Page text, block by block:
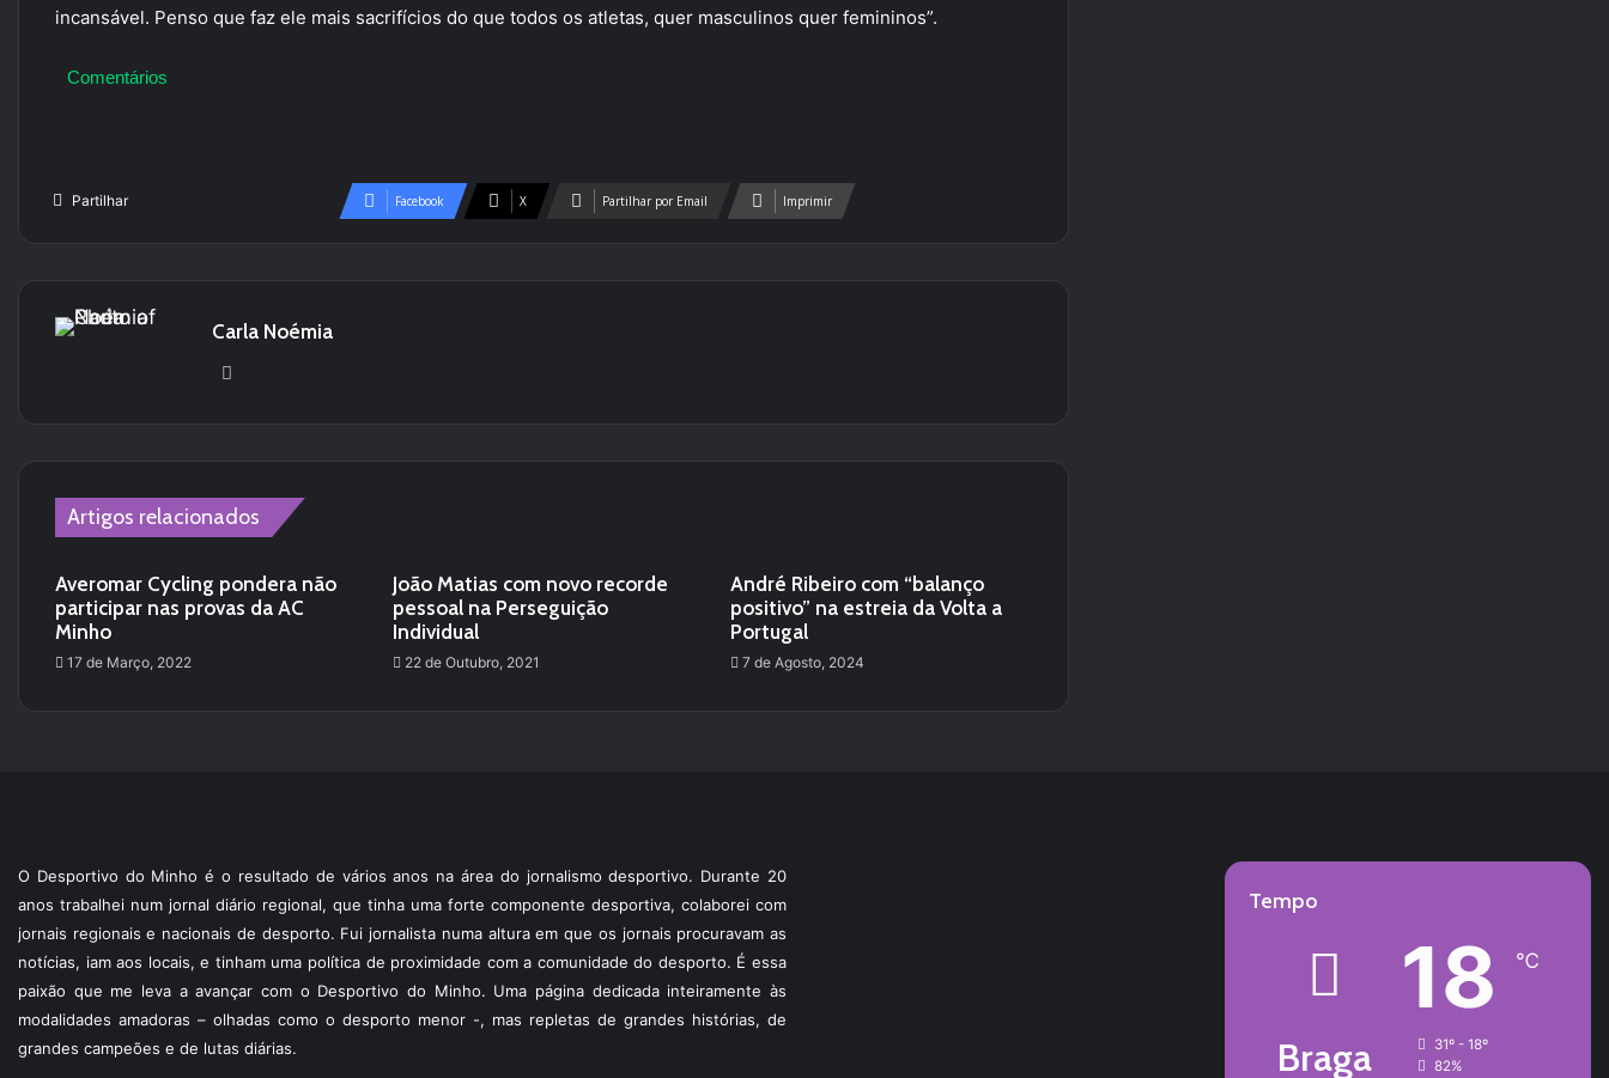
incansável. Penso que faz ele mais sacrifícios do que todos os atletas, quer masculinos quer femininos”.
Comentários
Partilhar Facebook X Partilhar por Email Imprimir
Carla Noémia
Artigos relacionados
Averomar Cycling pondera não
participar nas provas da AC
Minho
17 de Março, 2022
João Matias com novo recorde
pessoal na Perseguição
Individual
22 de Outubro, 2021
André Ribeiro com “balanço
positivo” na estreia da Volta a
Portugal
7 de Agosto, 2024
O Desportivo do Minho é o resultado de vários anos na área do jornalismo desportivo. Durante 20
anos trabalhei num jornal diário regional, que tinha uma forte componente desportiva, colaborei com
jornais regionais e nacionais de desporto. Fui jornalista numa altura em que os jornais procuravam as
notícias, iam aos locais, e tinham uma política de proximidade com a comunidade do desporto. É essa
paixão que me leva a avançar com o Desportivo do Minho. Uma página dedicada inteiramente às
modalidades amadoras – olhadas como o desporto menor -, mas repletas de grandes histórias, de
grandes campeões e de lutas diárias.
Tempo
Braga
18 ℃
31º - 18º
82%